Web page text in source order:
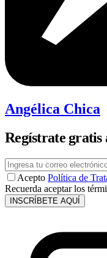
Angélica Chica
Regístrate gratis
Acepto Política de
Recuerda aceptar los
INSCRÍBETE AQUÍ